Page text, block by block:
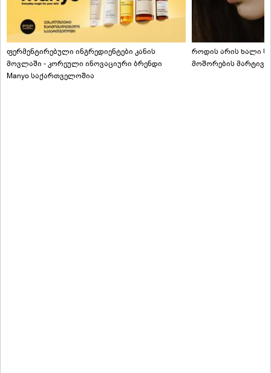
ფერმენტირებული ინგრედიენტები კანის
მოვლაში - კორეული ინოვაციური ბრენდი
Manyo საქართველოშია
როდის არის ხალი
მოშორების